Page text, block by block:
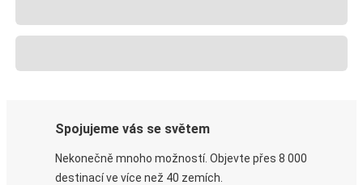
Spojujeme vás se světem
Nekonečně mnoho možností. Objevte přes 8 000
destinací ve více než 40 zemích.